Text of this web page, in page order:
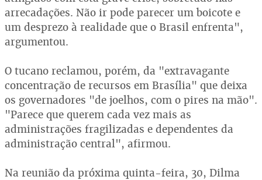
arrecadações. Não ir pode parecer um boicote e
um desprezo à realidade que o Brasil enfrenta",
argumentou.
O tucano reclamou, porém, da "extravagante
concentração de recursos em Brasília" que deixa
os governadores "de joelhos, com o pires na mão".
"Parece que querem cada vez mais as
administrações fragilizadas e dependentes da
administração central", afirmou.
Na reunião da próxima quinta-feira, 30, Dilma